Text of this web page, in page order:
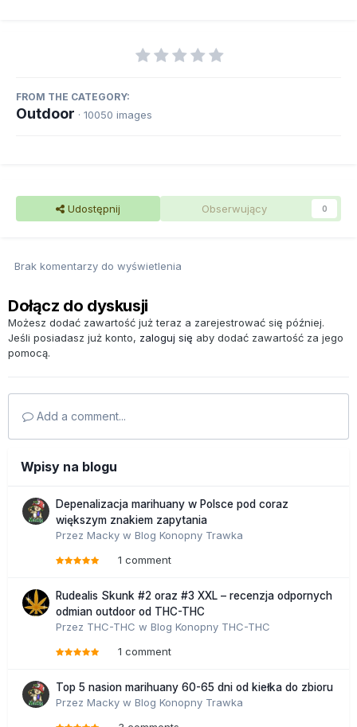
FROM THE CATEGORY:
Outdoor · 10050 images
Udostępnij Obserwujący 0
Brak komentarzy do wyświetlenia
Dołącz do dyskusji
Możesz dodać zawartość już teraz a zarejestrować się później.
Jeśli posiadasz już konto, zaloguj się aby dodać zawartość za jego
pomocą.
Add a comment...
Wpisy na blogu
Depenalizacja marihuany w Polsce pod coraz
większym znakiem zapytania
Przez Macky w Blog Konopny Trawka
1 comment
Rudealis Skunk #2 oraz #3 XXL – recenzja odpornych
odmian outdoor od THC-THC
Przez THC-THC w Blog Konopny THC-THC
1 comment
Top 5 nasion marihuany 60-65 dni od kiełka do zbioru
Przez Macky w Blog Konopny Trawka